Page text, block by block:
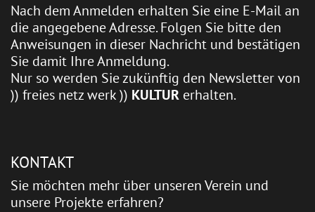
Nach dem Anmelden erhalten Sie eine E-Mail an
die angegebene Adresse. Folgen Sie bitte den
Anweisungen in dieser Nachricht und bestätigen
Sie damit Ihre Anmeldung.
Nur so werden Sie zukünftig den Newsletter von
)) freies netz werk )) KULTUR erhalten.
KONTAKT
Sie möchten mehr über unseren Verein und
unsere Projekte erfahren?